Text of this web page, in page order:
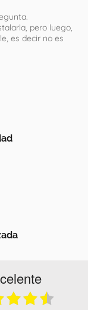
pero luego,
es decir no es